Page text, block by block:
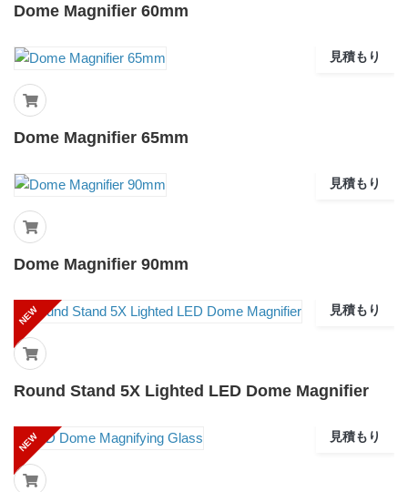
Dome Magnifier 60mm
見積もり
Dome Magnifier 65mm
見積もり
Dome Magnifier 90mm
見積もり
NEW
Round Stand 5X Lighted LED Dome Magnifier
見積もり
NEW